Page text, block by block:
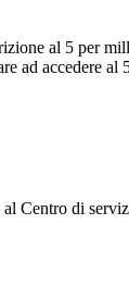
al 5 per
ad accedere
Centro di